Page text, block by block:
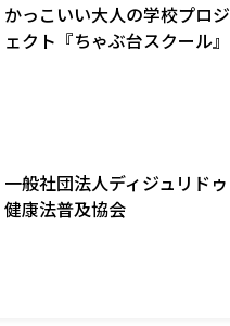
かっこいい大人の学校プロジ
ェクト『ちゃぶ台スクール』
一般社団法人ディジュリドゥ
健康法普及協会